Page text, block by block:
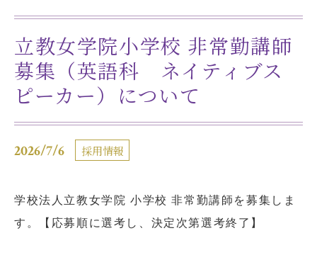
採用情報 よくある質問
お問い合わせ
リンク
立教女学院小学校 非常勤講師
募集（英語科 ネイティブス
ピーカー）について
2026/7/6 採用情報
学校法人立教女学院 小学校 非常勤講師を募集しま
す。【応募順に選考し、決定次第選考終了】